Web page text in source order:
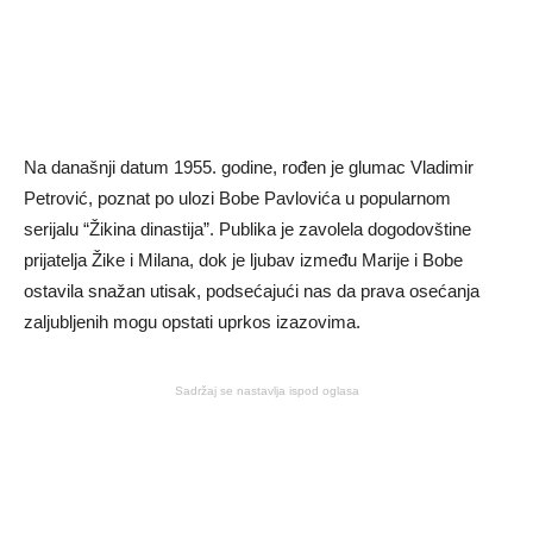
Na današnji datum 1955. godine, rođen je glumac Vladimir
Petrović, poznat po ulozi Bobe Pavlovića u popularnom
serijalu “Žikina dinastija”. Publika je zavolela dogodovštine
prijatelja Žike i Milana, dok je ljubav između Marije i Bobe
ostavila snažan utisak, podsećajući nas da prava osećanja
zaljubljenih mogu opstati uprkos izazovima.
Sadržaj se nastavlja ispod oglasa